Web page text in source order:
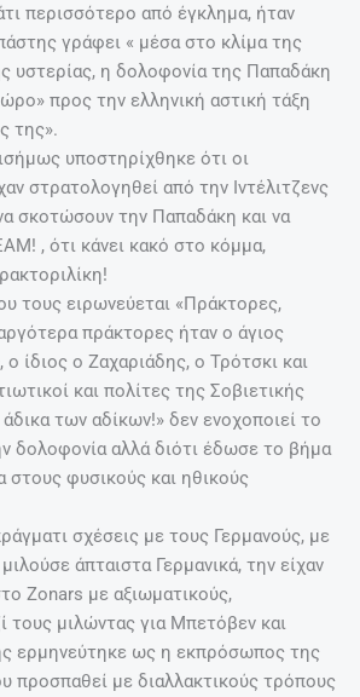
περισσότερο από έγκλημα, ήταν
γράφει « μέσα στο κλίμα της
υστερίας, η δολοφονία της Παπαδάκη
προς την ελληνική αστική τάξη
της».
υποστηρίχθηκε ότι οι
στρατολογηθεί από την Ιντέλιτζενς
σκοτώσουν την Παπαδάκη και να
, ότι κάνει κακό στο κόμμα,
τους ειρωνεύεται «Πράκτορες,
πράκτορες ήταν ο άγιος
ίδιος ο Ζαχαριάδης, ο Τρότσκι και
και πολίτες της Σοβιετικής
των αδίκων!» δεν ενοχοποιεί το
δολοφονία αλλά διότι έδωσε το βήμα
στους φυσικούς και ηθικούς
σχέσεις με τους Γερμανούς, με
άπταιστα Γερμανικά, την είχαν
Zonars με αξιωματικούς,
τους μιλώντας για Μπετόβεν και
ερμηνεύτηκε ως η εκπρόσωπος της
προσπαθεί με διαλλακτικούς τρόπους